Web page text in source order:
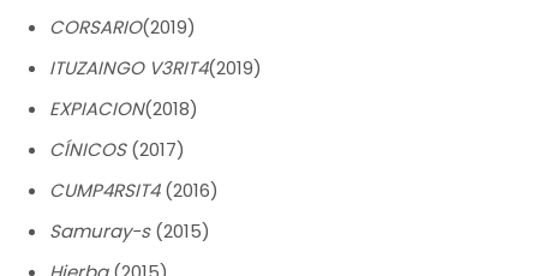
CORSARIO(2019)
ITUZAINGO V3RIT4(2019)
EXPIACION(2018)
CÍNICOS(2017)
CUMP4RSIT4(2016)
Samuray-s(2015)